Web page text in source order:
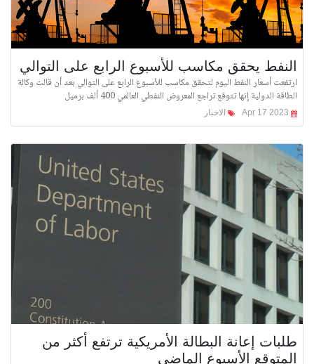
النفط يحقق مكاسب للأسبوع الرابع على التوالي
ارتفعت أسعار النفط اليوم لتحقق مكاسب للأسبوع الرابع على التوالي بعد أن قالت وكالة
الطاقة الدولية إنها تتوقع تراجع المعروض النفطي العالمي 400 ألف برميل
الاخبار
طلبات إعانة البطالة الأمريكية ترتفع أكثر من
المتوقع الأسبوع الماضي